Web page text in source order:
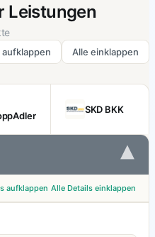
Leistungen
aufklappen Alle einklappen
SKD BKK
▾
aufklappen Alle Details einklappen